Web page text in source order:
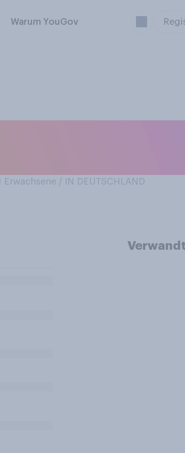
Warum YouGov
Erwachsene / IN DEUTSCHLAND